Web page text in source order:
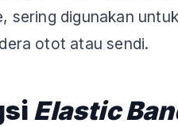
sering digunakan
otot atau sendi.
Elastic